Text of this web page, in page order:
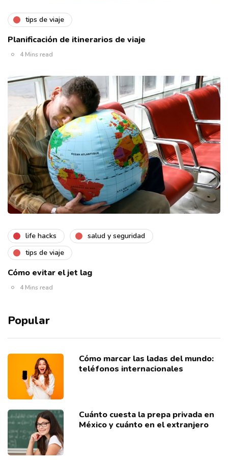
tips de viaje
Planificación de itinerarios de viaje
4 Mins read
life hacks
salud y seguridad
tips de viaje
Cómo evitar el jet lag
4 Mins read
Popular
Cómo marcar las ladas del mundo:
teléfonos internacionales
Cuánto cuesta la prepa privada en
México y cuánto en el extranjero